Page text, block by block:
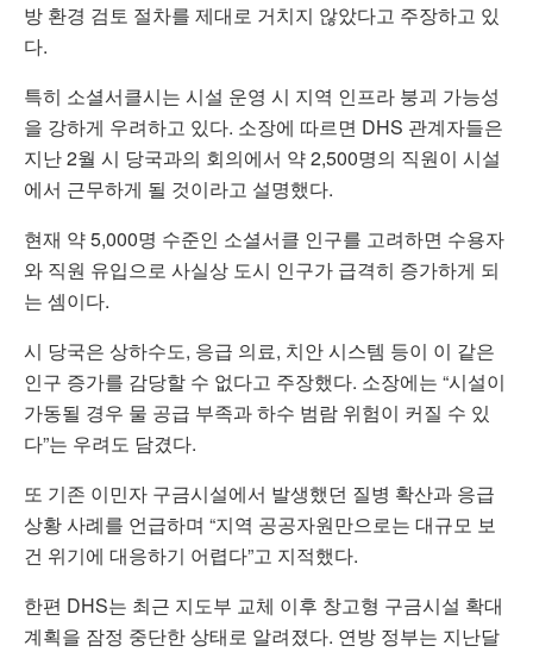
방 환경 검토 절차를 제대로 거치지 않았다고 주장하고 있
다.
특히 소셜서클시는 시설 운영 시 지역 인프라 붕괴 가능성
을 강하게 우려하고 있다. 소장에 따르면 DHS 관계자들은
지난 2월 시 당국과의 회의에서 약 2,500명의 직원이 시설
에서 근무하게 될 것이라고 설명했다.
현재 약 5,000명 수준인 소셜서클 인구를 고려하면 수용자
와 직원 유입으로 사실상 도시 인구가 급격히 증가하게 되
는 셈이다.
시 당국은 상하수도, 응급 의료, 치안 시스템 등이 이 같은
인구 증가를 감당할 수 없다고 주장했다. 소장에는 “시설이
가동될 경우 물 공급 부족과 하수 범람 위험이 커질 수 있
다”는 우려도 담겼다.
또 기존 이민자 구금시설에서 발생했던 질병 확산과 응급
상황 사례를 언급하며 “지역 공공자원만으로는 대규모 보
건 위기에 대응하기 어렵다”고 지적했다.
한편 DHS는 최근 지도부 교체 이후 창고형 구금시설 확대
계획을 잠정 중단한 상태로 알려졌다. 연방 정부는 지난달